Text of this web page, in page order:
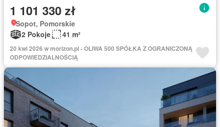
1 101 330 zł
Sopot, Pomorskie
2 Pokoje
41 m²
20 kwi 2026 w morizon.pl - OLIWA 500 SPÓŁKA Z OGRANICZONĄ
ODPOWIEDZIALNOŚCIĄ